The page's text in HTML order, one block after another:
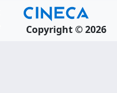
Copyright © 2026